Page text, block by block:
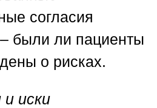
согласия
были ли пациенты
о рисках.
иски